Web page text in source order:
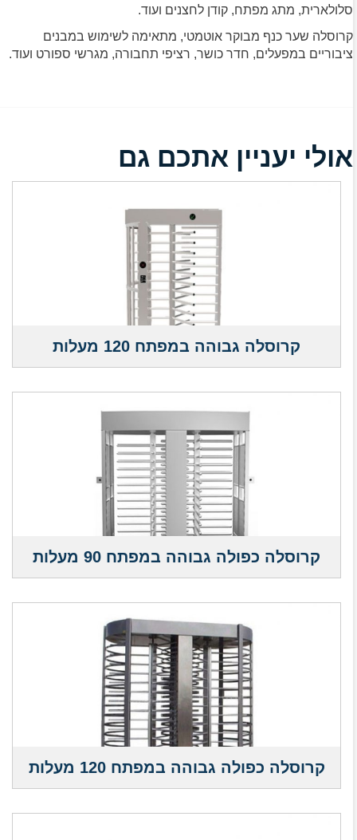
סלולארית, מתג מפתח, קודן לחצנים ועוד.
קרוסלה שער כנף מבוקר אוטמטי, מתאימה לשימוש במבנים
ציבוריים במפעלים, חדר כושר, רציפי תחבורה, מגרשי ספורט ועוד.
אולי יעניין אתכם גם
קרוסלה גבוהה במפתח 120 מעלות
קרוסלה כפולה גבוהה במפתח 90 מעלות
קרוסלה כפולה גבוהה במפתח 120 מעלות